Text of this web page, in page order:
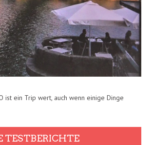
ist ein Trip wert, auch wenn einige Dinge
TESTBERICHTE